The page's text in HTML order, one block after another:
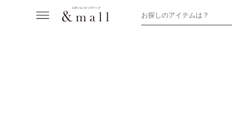
お探しのアイテムは？